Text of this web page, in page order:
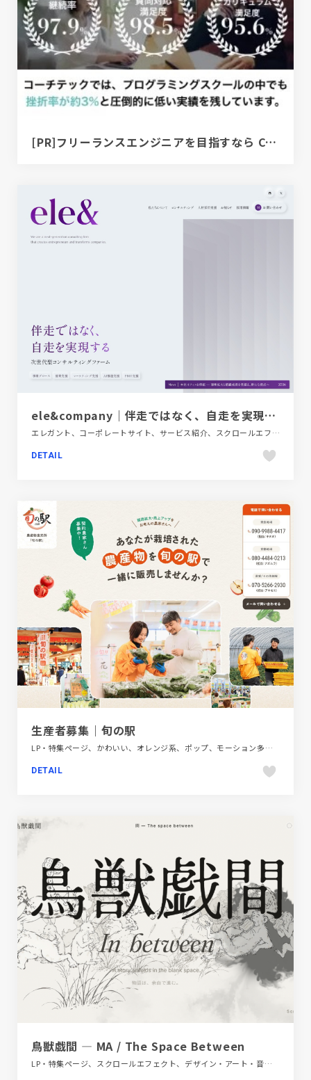
[PR]フリーランスエンジニアを目指すなら COACHTECH | プログラミングスクール
ele&company｜伴走ではなく、自走を実現する次世代型コンサルティングファーム
エレガント、コーポレートサイト、サービス紹介、スクロールエフェクト、スタイリッシュ、タイポグラフィー、パープル系、ブラック系 、モーション多め、金融・法律・人材・専門職
DETAIL
生産者募集｜旬の駅
LP・特集ページ、かわいい、オレンジ系、ポップ、モーション多め、商業施設・レジャー、飲料・食品
DETAIL
鳥獣戯間 — MA / The Space Between
LP・特集ページ、スクロールエフェクト、デザイン・アート・音楽・文芸、ベージュ・ゴールド系、モーション多め、日本テイスト